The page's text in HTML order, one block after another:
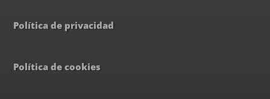
Política de privacidad
Política de cookies